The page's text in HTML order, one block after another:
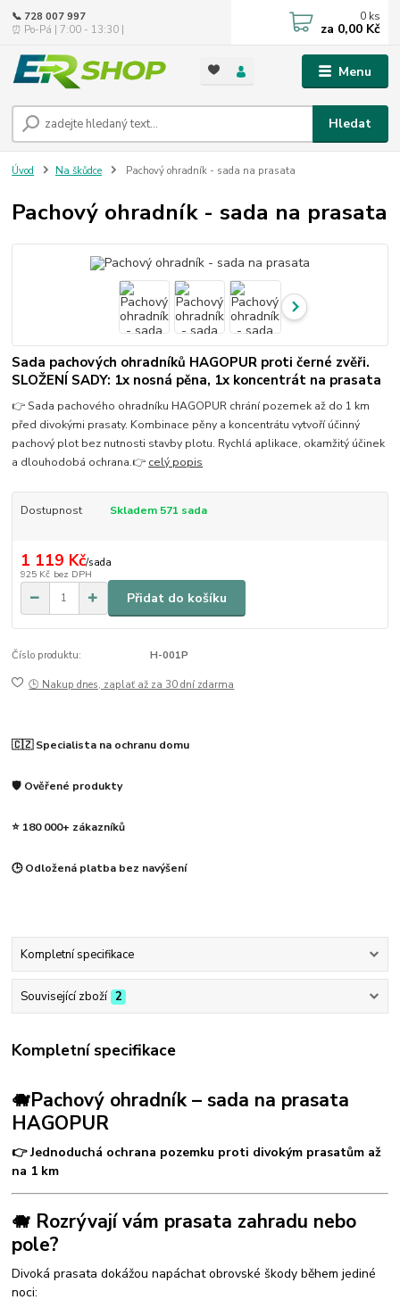
Menu
Hledat
📞 728 007 997
⏰ Po-Pá | 7:00 - 13:30 |
0 ks
za 0,00 Kč
Úvod Na škůdce Pachový ohradník - sada na prasata
Pachový ohradník - sada na prasata
Sada pachových ohradníků HAGOPUR proti černé zvěři.
SLOŽENÍ SADY: 1x nosná pěna, 1x koncentrát na prasata
👉 Sada pachového ohradníku HAGOPUR chrání pozemek až do 1 km
před divokými prasaty. Kombinace pěny a koncentrátu vytvoří účinný
pachový plot bez nutnosti stavby plotu. Rychlá aplikace, okamžitý účinek
a dlouhodobá ochrana.👉 celý popis
Dostupnost Skladem 571 sada
1 119 Kč/sada
925 Kč bez DPH
Přidat do košíku
Číslo produktu: H-001P
🕒 Nakup dnes, zaplať až za 30 dní zdarma
🇨🇿 Specialista na ochranu domu
🛡️ Ověřené produkty
⭐ 180 000+ zákazníků
🕒 Odložená platba bez navýšení
Kompletní specifikace
Související zboží 2
Kompletní specifikace
🐗Pachový ohradník – sada na prasata
HAGOPUR
👉 Jednoduchá ochrana pozemku proti divokým prasatům až
na 1 km
🐗 Rozrývají vám prasata zahradu nebo
pole?
Divoká prasata dokážou napáchat obrovské škody během jediné
noci: